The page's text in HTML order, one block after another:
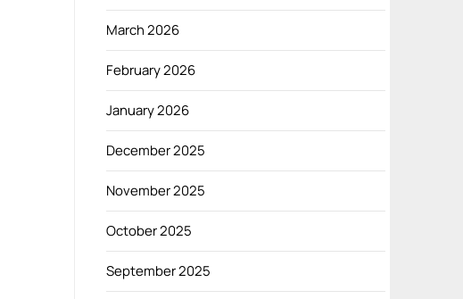
March 2026
February 2026
January 2026
December 2025
November 2025
October 2025
September 2025